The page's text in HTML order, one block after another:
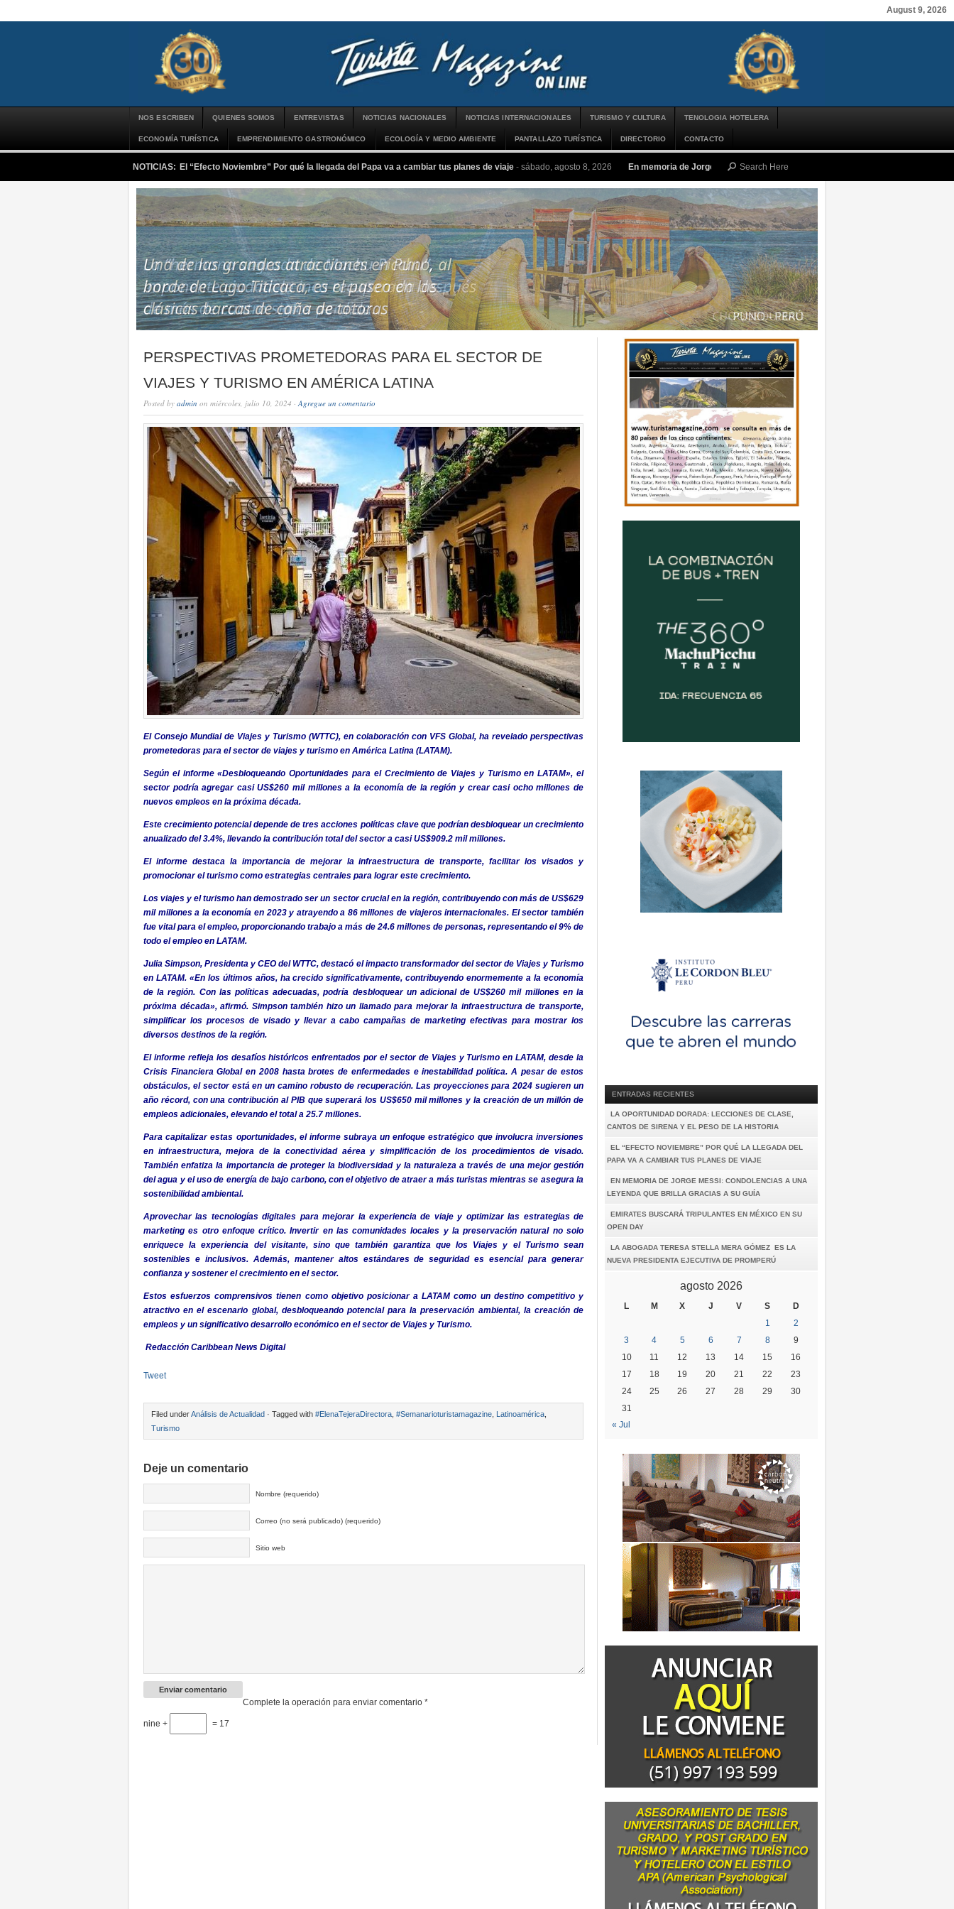
August 9, 2026
NOS ESCRIBEN QUIENES SOMOS ENTREVISTAS NOTICIAS NACIONALES NOTICIAS INTERNACIONALES TURISMO Y CULTURA TENOLOGIA HOTELERA
ECONOMÍA TURÍSTICA EMPRENDIMIENTO GASTRONÓMICO ECOLOGÍA Y MEDIO AMBIENTE PANTALLAZO TURÍSTICA DIRECTORIO CONTACTO
NOTICIAS: El “Efecto Noviembre” Por qué la llegada del Papa va a cambiar tus planes de viaje - sábado, agosto 8, 2026 En memoria de Jorge Messi: Condolencias a una leyenda que brilla gracias a su
PERSPECTIVAS PROMETEDORAS PARA EL SECTOR DE
VIAJES Y TURISMO EN AMÉRICA LATINA
Posted by admin on miércoles, julio 10, 2024 ·Agregue un comentario
El Consejo Mundial de Viajes y Turismo (WTTC), en colaboración con VFS Global, ha revelado perspectivas
prometedoras para el sector de viajes y turismo en América Latina (LATAM).
Según el informe «Desbloqueando Oportunidades para el Crecimiento de Viajes y Turismo en LATAM», el
sector podría agregar casi US$260 mil millones a la economía de la región y crear casi ocho millones de
nuevos empleos en la próxima década.
Este crecimiento potencial depende de tres acciones políticas clave que podrían desbloquear un crecimiento
anualizado del 3.4%, llevando la contribución total del sector a casi US$909.2 mil millones.
El informe destaca la importancia de mejorar la infraestructura de transporte, facilitar los visados y
promocionar el turismo como estrategias centrales para lograr este crecimiento.
Los viajes y el turismo han demostrado ser un sector crucial en la región, contribuyendo con más de US$629
mil millones a la economía en 2023 y atrayendo a 86 millones de viajeros internacionales. El sector también
fue vital para el empleo, proporcionando trabajo a más de 24.6 millones de personas, representando el 9% de
todo el empleo en LATAM.
Julia Simpson, Presidenta y CEO del WTTC, destacó el impacto transformador del sector de Viajes y Turismo
en LATAM. «En los últimos años, ha crecido significativamente, contribuyendo enormemente a la economía
de la región. Con las políticas adecuadas, podría desbloquear un adicional de US$260 mil millones en la
próxima década», afirmó. Simpson también hizo un llamado para mejorar la infraestructura de transporte,
simplificar los procesos de visado y llevar a cabo campañas de marketing efectivas para mostrar los
diversos destinos de la región.
El informe refleja los desafíos históricos enfrentados por el sector de Viajes y Turismo en LATAM, desde la
Crisis Financiera Global en 2008 hasta brotes de enfermedades e inestabilidad política. A pesar de estos
obstáculos, el sector está en un camino robusto de recuperación. Las proyecciones para 2024 sugieren un
año récord, con una contribución al PIB que superará los US$650 mil millones y la creación de un millón de
empleos adicionales, elevando el total a 25.7 millones.
Para capitalizar estas oportunidades, el informe subraya un enfoque estratégico que involucra inversiones
en infraestructura, mejora de la conectividad aérea y simplificación de los procedimientos de visado.
También enfatiza la importancia de proteger la biodiversidad y la naturaleza a través de una mejor gestión
del agua y el uso de energía de bajo carbono, con el objetivo de atraer a más turistas mientras se asegura la
sostenibilidad ambiental.
Aprovechar las tecnologías digitales para mejorar la experiencia de viaje y optimizar las estrategias de
marketing es otro enfoque crítico. Invertir en las comunidades locales y la preservación natural no solo
enriquece la experiencia del visitante, sino que también garantiza que los Viajes y el Turismo sean
sostenibles e inclusivos. Además, mantener altos estándares de seguridad es esencial para generar
confianza y sostener el crecimiento en el sector.
Estos esfuerzos comprensivos tienen como objetivo posicionar a LATAM como un destino competitivo y
atractivo en el escenario global, desbloqueando potencial para la preservación ambiental, la creación de
empleos y un significativo desarrollo económico en el sector de Viajes y Turismo.
Redacción Caribbean News Digital
Tweet
Filed underAnálisis de Actualidad · Tagged with #ElenaTejeraDirectora #Semanarioturistamagazine Latinoamérica
Turismo
Deje un comentario
Nombre (requerido)
Correo (no será publicado) (requerido)
Sitio web
Complete la operación para enviar comentario *
nine + = 17
ENTRADAS RECIENTES
LA OPORTUNIDAD DORADA: LECCIONES DE CLASE,
CANTOS DE SIRENA Y EL PESO DE LA HISTORIA
EL “EFECTO NOVIEMBRE” POR QUÉ LA LLEGADA DEL
PAPA VA A CAMBIAR TUS PLANES DE VIAJE
EN MEMORIA DE JORGE MESSI: CONDOLENCIAS A UNA
LEYENDA QUE BRILLA GRACIAS A SU GUÍA
EMIRATES BUSCARÁ TRIPULANTES EN MÉXICO EN SU
OPEN DAY
LA ABOGADA TERESA STELLA MERA GÓMEZ ES LA
NUEVA PRESIDENTA EJECUTIVA DE PROMPERÚ
agosto 2026
L M X J V S
D
1
2
3
4 5 6 7 8
9
10
11 12 13 14 15
16
17
18 19 20 21 22
23
24
25 26 27 28 29
30
31
« Jul